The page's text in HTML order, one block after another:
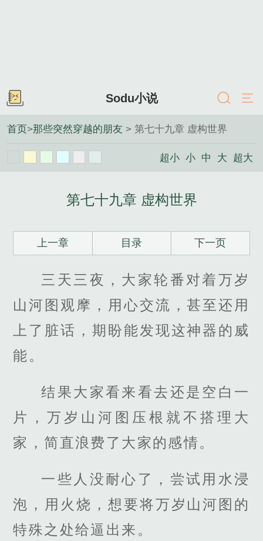
Sodu小说
首页>那些突然穿越的朋友 > 第七十九章 虚构世界
超小 小 中 大 超大
第七十九章 虚构世界
上一章 目录 下一页
三天三夜，大家轮番对着万岁
山河图观摩，用心交流，甚至还用
上了脏话，期盼能发现这神器的威
能。
结果大家看来看去还是空白一
片，万岁山河图压根就不搭理大
家，简直浪费了大家的感情。
一些人没耐心了，尝试用水浸
泡，用火烧，想要将万岁山河图的
特殊之处给逼出来。